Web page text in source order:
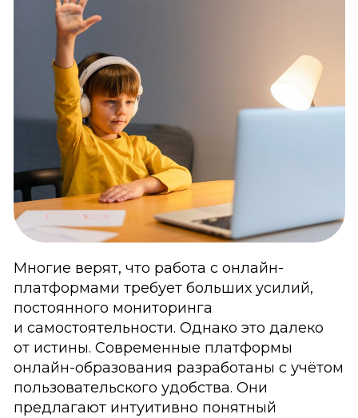
Многие верят, что работа с онлайн-
платформами требует больших усилий,
постоянного мониторинга
и самостоятельности. Однако это далеко
от истины. Современные платформы
онлайн-образования разработаны с учётом
пользовательского удобства. Они
предлагают интуитивно понятный